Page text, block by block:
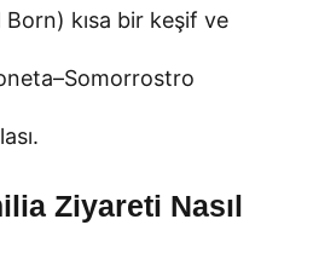
Born) kısa bir keşif ve
Ziyareti Nasıl